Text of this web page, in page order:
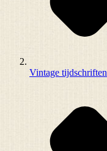
Vintage tijdschriften